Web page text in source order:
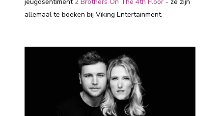
allemaal te boeken bij Viking Entertainment.